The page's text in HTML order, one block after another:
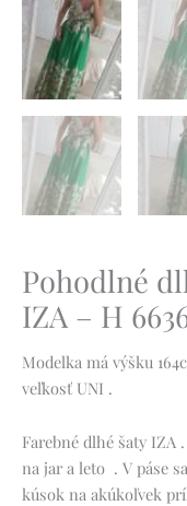
Pohodlné
IZA – H
Modelka má výšku
veľkosť UNI .
Farebné dlhé šaty IZA
na jar a leto . V páse
kúsok na akúkoľvek